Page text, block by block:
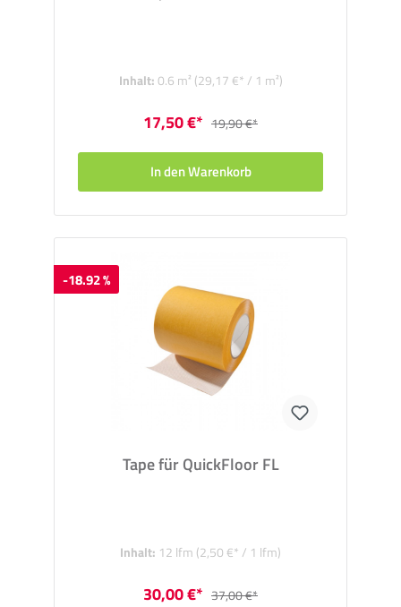
Inhalt:0.6 m² (29,17 €* / 1 m²)
17,50 €* 19,90 €*
In den Warenkorb
-18.92 %
Tape für QuickFloor FL
Inhalt: 12 lfm (2,50 €* / 1 lfm)
30,00 €* 37,00 €*